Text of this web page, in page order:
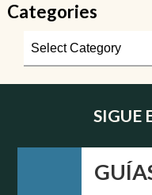
Categories
SIGUE